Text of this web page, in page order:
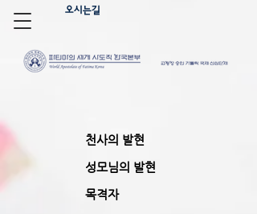
오시는길
천사의 발현
성모님의 발현
목격자